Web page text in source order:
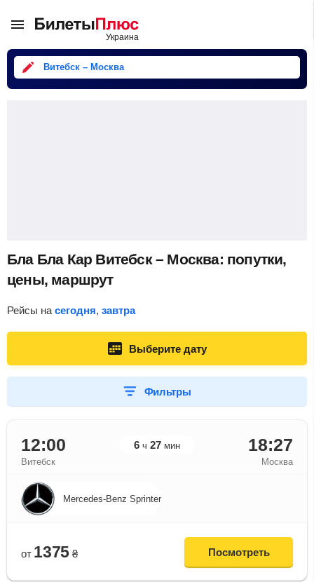
Витебск – Москва
Бла Бла Кар Витебск – Москва: попутки,
цены, маршрут
Рейсы на сегодня, завтра
Выберите дату
Фильтры
12:00 6 ч 27 мин 18:27
Витебск Москва
Mercedes-Benz Sprinter
от 1375 ₴ Посмотреть